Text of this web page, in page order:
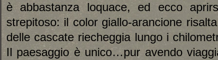
è abbastanza loquace, ed ecco
strepitoso: il color giallo-arancione
delle cascate riecheggia lungo i
Il paesaggio è unico…pur avendo